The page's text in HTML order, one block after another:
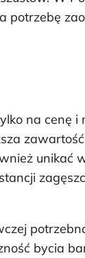
potrzebę
na cenę i
unikać
bycia